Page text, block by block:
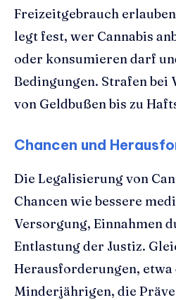
Freizeitgebrauch
legt fest, wer Cannabis
oder konsumieren darf
Bedingungen. Strafen bei
von Geldbußen bis zu
Chancen und
Die Legalisierung von
Chancen wie bessere
Versorgung, Einnahmen
Entlastung der Justiz.
Herausforderungen, etwa
Minderjährigen, die